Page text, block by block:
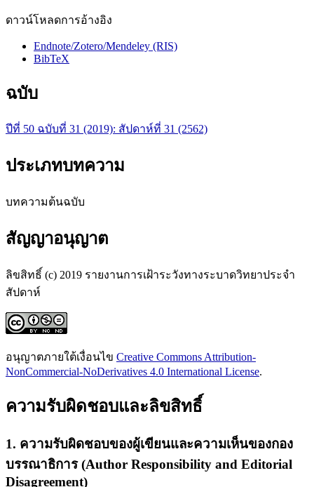
ดาวน์โหลดการอ้างอิง
Endnote/Zotero/Mendeley (RIS)
BibTeX
ฉบับ
ปีที่ 50 ฉบับที่ 31 (2019): สัปดาห์ที่ 31 (2562)
ประเภทบทความ
บทความต้นฉบับ
สัญญาอนุญาต
ลิขสิทธิ์ (c) 2019 รายงานการเฝ้าระวังทางระบาดวิทยาประจำ
สัปดาห์
อนุญาตภายใต้เงื่อนไข Creative Commons Attribution-
NonCommercial-NoDerivatives 4.0 International License.
ความรับผิดชอบและลิขสิทธิ์
1. ความรับผิดชอบของผู้เขียนและความเห็นของกอง
บรรณาธิการ (Author Responsibility and Editorial
Disagreement)